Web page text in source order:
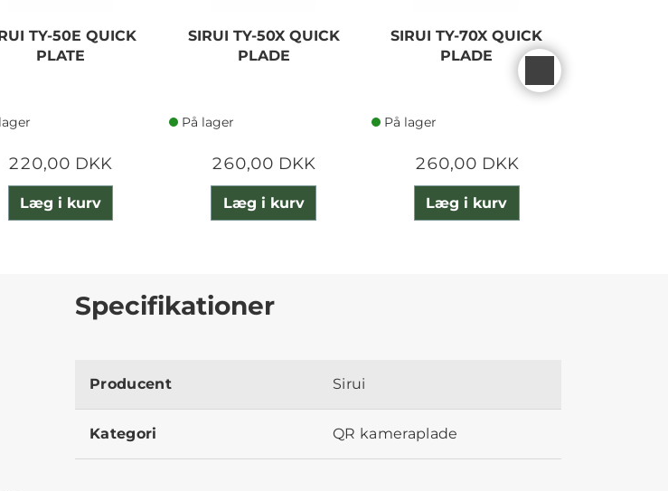
TY-50E QUICK
PLATE
220,00 DKK
Læg i kurv
SIRUI TY-50X QUICK
PLADE
På lager
260,00 DKK
Læg i kurv
SIRUI TY-70X QUICK
PLADE
På lager
260,00 DKK
Læg i kurv
Specifikationer
Producent Sirui
Kategori QR kameraplade